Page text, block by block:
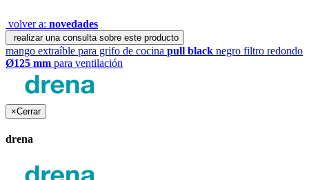
volver a: novedades
realizar una consulta sobre este producto
mango extraíble para grifo de cocina pull black negro filtro redondo
Ø125 mm para ventilación
×Cerrar
drena